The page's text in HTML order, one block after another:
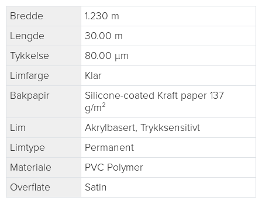
Bredde
1.230 m
Lengde
30.00 m
Tykkelse
80.00 µm
Limfarge
Klar
Bakpapir
Silicone-coated Kraft paper 137
g/m²
Lim
Akrylbasert, Trykksensitivt
Limtype
Permanent
Materiale
PVC Polymer
Overflate
Satin